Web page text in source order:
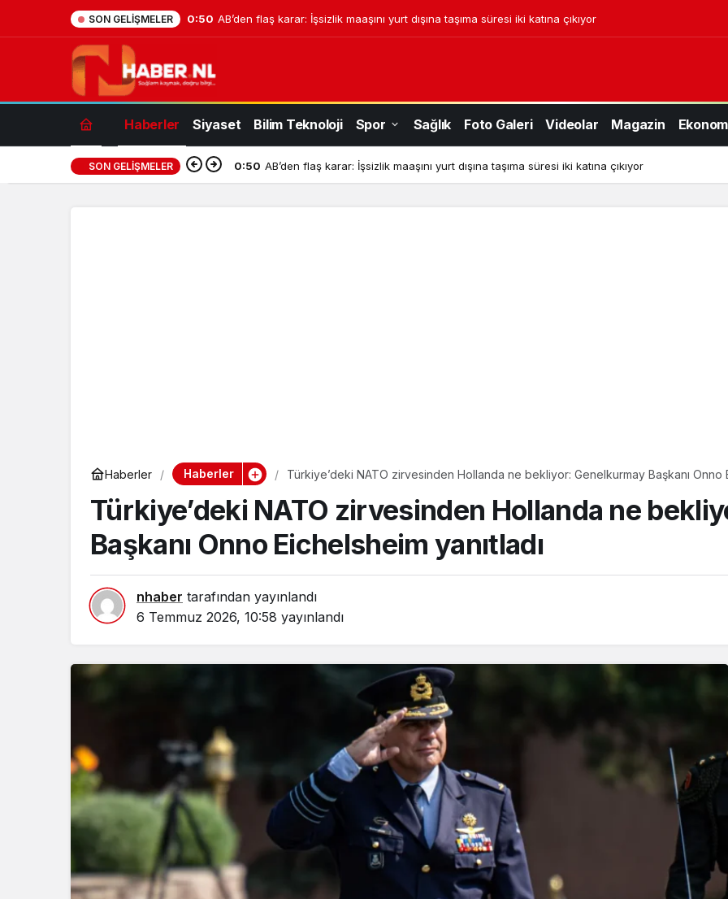
SON GELIŞMELER 0:50 AB’den flaş karar: İşsizlik maaşını yurt dışına taşıma süresi iki katına çıkıyor
Haberler Siyaset Bilim Teknoloji Spor Sağlık Foto Galeri Videolar Magazin
SON GELIŞMELER 0:50 AB’den flaş karar: İşsizlik maaşını yurt dışına taşıma süresi iki katına çıkıyor
Haberler Haberler Türkiye’deki NATO zirvesinden Hollanda ne bekliyor: Genelkurmay Başkanı Onno
Türkiye’deki NATO zirvesinden Hollanda ne
Başkanı Onno Eichelsheim yanıtladı
nhaber tarafından yayınlandı
6 Temmuz 2026, 10:58 yayınlandı